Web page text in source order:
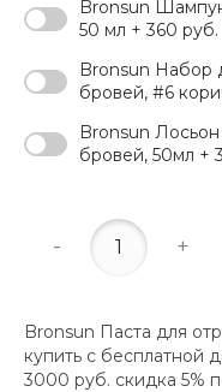
Bronsun
50 мл + 360 руб.
Bronsun Набор
бровей, #6
Bronsun
бровей, 50мл +
- +
Bronsun Паста для
купить с бесплатной
3000 руб. скидка 5%